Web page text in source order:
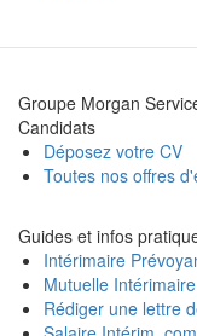
Groupe Morgan
Candidats
Déposez votre CV
Toutes nos offres
Guides et infos
Intérimaire
Mutuelle
Rédiger une lettre